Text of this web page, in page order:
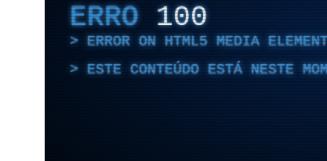
ERRO 100
ERROR ON HTML5 MEDIA
ESTE CONTEÚDO ESTÁ NESTE